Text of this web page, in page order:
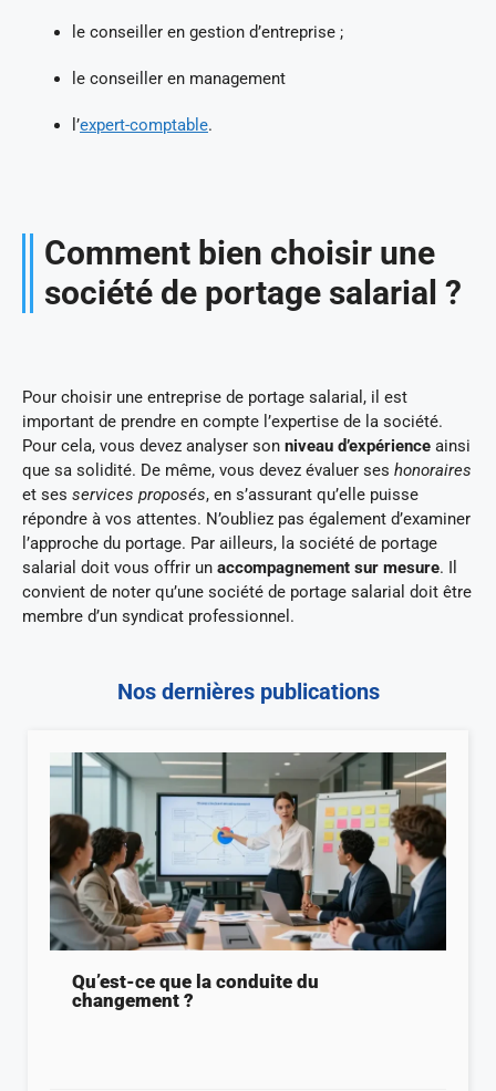
le conseiller en gestion d’entreprise ;
le conseiller en management
l’expert-comptable.
Comment bien choisir une
société de portage salarial ?
Pour choisir une entreprise de portage salarial, il est
important de prendre en compte l’expertise de la société.
Pour cela, vous devez analyser son niveau d’expérience ainsi
que sa solidité. De même, vous devez évaluer ses honoraires
et ses services proposés, en s’assurant qu’elle puisse
répondre à vos attentes. N’oubliez pas également d’examiner
l’approche du portage. Par ailleurs, la société de portage
salarial doit vous offrir un accompagnement sur mesure. Il
convient de noter qu’une société de portage salarial doit être
membre d’un syndicat professionnel.
Nos dernières publications
Qu’est-ce que la conduite du
changement ?